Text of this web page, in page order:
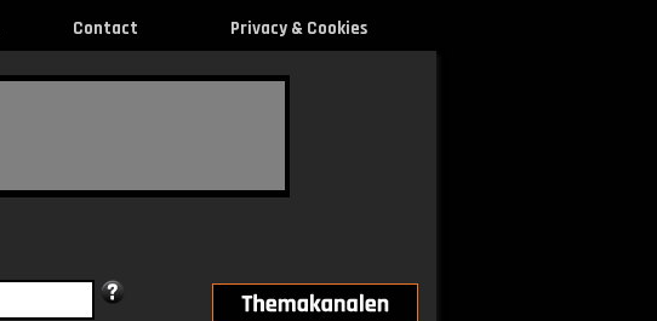
Contact Privacy & Cookies